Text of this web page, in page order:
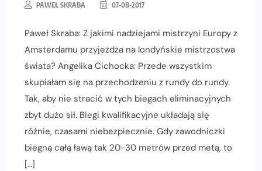
PAWEŁ SKRABA 07-08-2017
Paweł Skraba: Z jakimi nadziejami mistrzyni Europy z
Amsterdamu przyjeżdża na londyńskie mistrzostwa
świata? Angelika Cichocka: Przede wszystkim
skupiałam się na przechodzeniu z rundy do rundy.
Tak, aby nie stracić w tych biegach eliminacyjnych
zbyt dużo sił. Biegi kwalifikacyjne układają się
różnie, czasami niebezpiecznie. Gdy zawodniczki
biegną całą ławą tak 20-30 metrów przed metą, to
[…]